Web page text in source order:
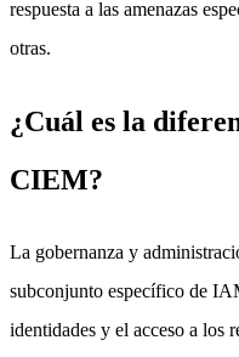
respuesta a las amenazas
otras.
¿Cuál es la
CIEM?
La gobernanza y
subconjunto específico de
identidades y el acceso a los